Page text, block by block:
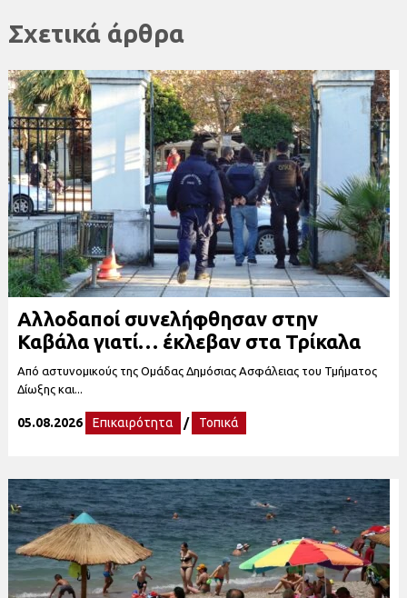
Σχετικά άρθρα
Αλλοδαποί συνελήφθησαν στην
Καβάλα γιατί… έκλεβαν στα Τρίκαλα
Από αστυνομικούς της Ομάδας Δημόσιας Ασφάλειας του Τμήματος
Δίωξης και...
05.08.2026 Επικαιρότητα / Τοπικά